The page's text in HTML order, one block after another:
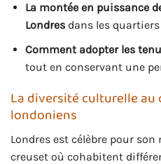
La montée en puissance
Londresdans les
Comment adopter les
tout en conservant une
La diversité culturelle
londoniens
Londres est célèbre pour
creuset où cohabitent